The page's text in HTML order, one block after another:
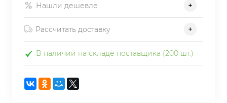
Нашли дешевле
Рассчитать доставку
В наличии на складе поставщика (200 шт.)